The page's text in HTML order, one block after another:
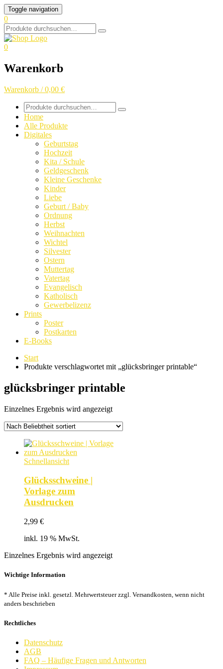
Skip
to
content
Toggle navigation
0
Search
for:
0
Warenkorb
Warenkorb / 0,00 €
Search
for:
Home
Alle Produkte
Digitales
Geburtstag
Hochzeit
Kita / Schule
Geldgeschenk
Kleine Geschenke
Kinder
Liebe
Geburt / Baby
Ordnung
Herbst
Weihnachten
Wichtel
Silvester
Ostern
Muttertag
Vatertag
Evangelisch
Katholisch
Gewerbelizenz
Prints
Poster
Postkarten
E-Books
Start
Produkte verschlagwortet mit „glücksbringer printable“
glücksbringer printable
Einzelnes Ergebnis wird angezeigt
Schnellansicht
Glücksschweine |
Vorlage zum
Ausdrucken
2,99 €
inkl. 19 % MwSt.
Einzelnes Ergebnis wird angezeigt
Wichtige Information
* Alle Preise inkl. gesetzl. Mehrwertsteuer zzgl. Versandkosten, wenn nicht
anders beschrieben
Rechtliches
Datenschutz
AGB
FAQ – Häufige Fragen und Antworten